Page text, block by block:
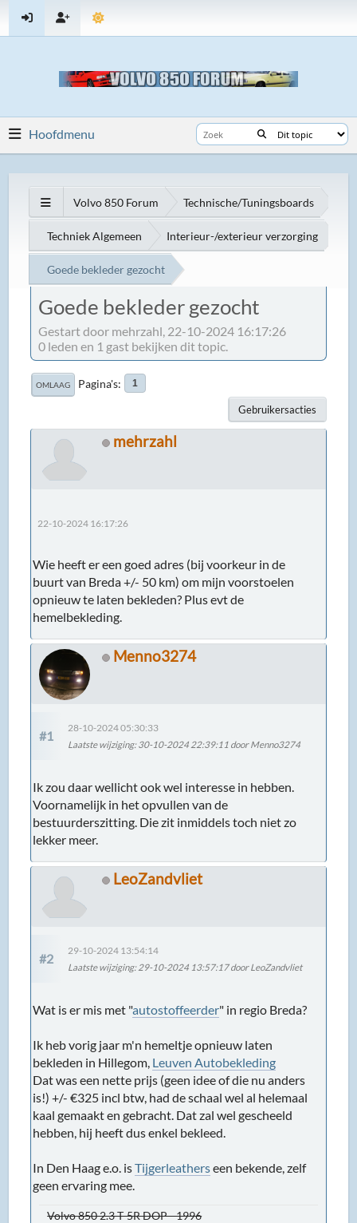
Hoofdmenu
Volvo 850 Forum Technische/Tuningsboards
Techniek Algemeen Interieur-/exterieur verzorging
Goede bekleder gezocht
Goede bekleder gezocht
Gestart door mehrzahl, 22-10-2024 16:17:26
0 leden en 1 gast bekijken dit topic.
OMLAAG Pagina's 1
Gebruikersacties
mehrzahl
22-10-2024 16:17:26
Wie heeft er een goed adres (bij voorkeur in de
buurt van Breda +/- 50 km) om mijn voorstoelen
opnieuw te laten bekleden? Plus evt de
hemelbekleding.
Menno3274
#1
28-10-2024 05:30:33
Laatste wijziging: 30-10-2024 22:39:11 door Menno3274
Ik zou daar wellicht ook wel interesse in hebben.
Voornamelijk in het opvullen van de
bestuurderszitting. Die zit inmiddels toch niet zo
lekker meer.
LeoZandvliet
#2
29-10-2024 13:54:14
Laatste wijziging: 29-10-2024 13:57:17 door LeoZandvliet
Wat is er mis met "autostoffeerder" in regio Breda?
Ik heb vorig jaar m'n hemeltje opnieuw laten
bekleden in Hillegom, Leuven Autobekleding
Dat was een nette prijs (geen idee of die nu anders
is!) +/- €325 incl btw, had de schaal wel al helemaal
kaal gemaakt en gebracht. Dat zal wel gescheeld
hebben, hij heeft dus enkel bekleed.
In Den Haag e.o. isTijgerleatherseen bekende, zelf
geen ervaring mee.
Volvo 850 2.3 T-5R DOP - 1996